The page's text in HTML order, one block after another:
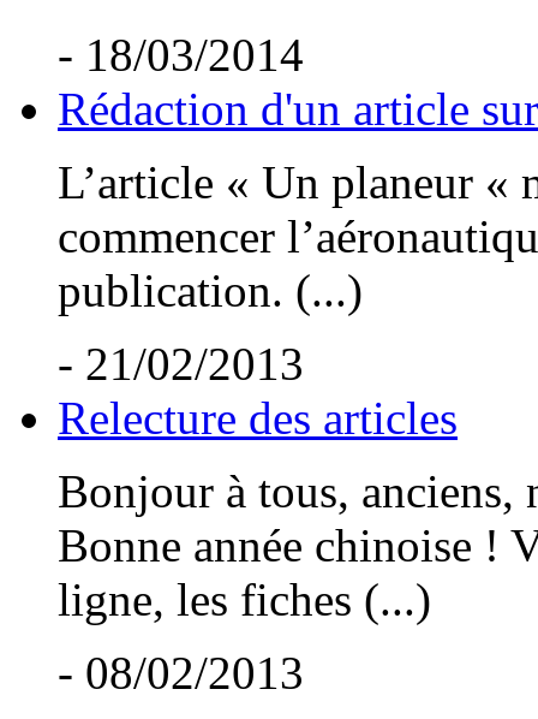
- 18/03/2014
Rédaction d'un article
L’article « Un planeur «
commencer
publication. (...)
- 21/02/2013
Relecture des articles
Bonjour à tous, anciens,
Bonne année chinoise !
ligne, les fiches (...)
- 08/02/2013